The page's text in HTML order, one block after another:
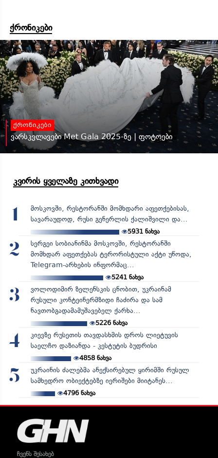
ქრონიკები
ქრონიკები
ვარსკვლავები Met Gala 2025-ზე | ფოტოები
კვირის ყველაზე კითხვადი
1
მოსკოვში, რესტორანში მომხდარი აფეთქებისას,
სავარაუდოდ, რუსი გენერლის ქალიშვილი და...
5931 ნახვა
2
სერგეი სობიანინმა მოსკოვში, რესტორანში
მომხდარ აფეთქებას ტერორისტული აქტი უწოდა,
Telegram-არხების ინფორმაც...
5241ნახვა
3
ვოლოდიმირ ზელენსკის ცნობით, უკრაინამ
რუსული კონტეინერმზიდი ჩაძირა და სამ
ნავთობგადამამუშავებელ ქარხა...
5226ნახვა
4
კიევზე რუსეთის თავდასხმის დროს ლიეტუვის
საელჩო დაზიანდა - კესტუტის ბუდრისი
4858ნახვა
5
უკრაინის ძალებმა ანექსირებულ ყირიმში რუსულ
სამხედრო ობიექტებზე იერიშები მიიტანეს...
4796ნახვა
ჩვენს შესახებ